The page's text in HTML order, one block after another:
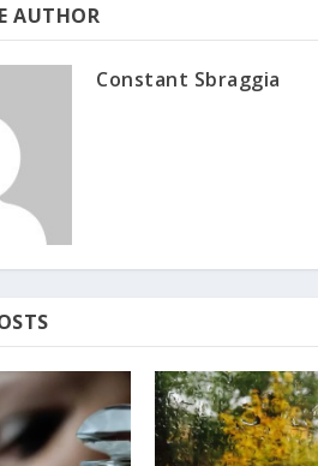
AUTHOR
Constant Sbraggia